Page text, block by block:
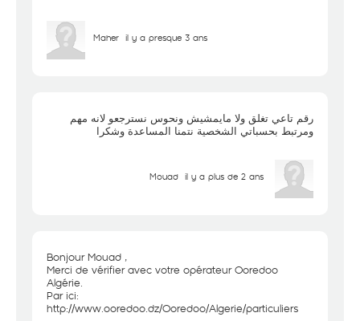
Maher il y a presque 3 ans
رقم تاعي تغلق ولا مايمشيش ونحوس نسترجعو لانه مهم
ومرتبط بحسباتي الشخصية نتمنا المساعدة وشكرا
Mouad il y a plus de 2 ans
Bonjour Mouad ,
Merci de vérifier avec votre opérateur Ooredoo
Algérie.
Par ici:
http://www.ooredoo.dz/Ooredoo/Algerie/particuliers